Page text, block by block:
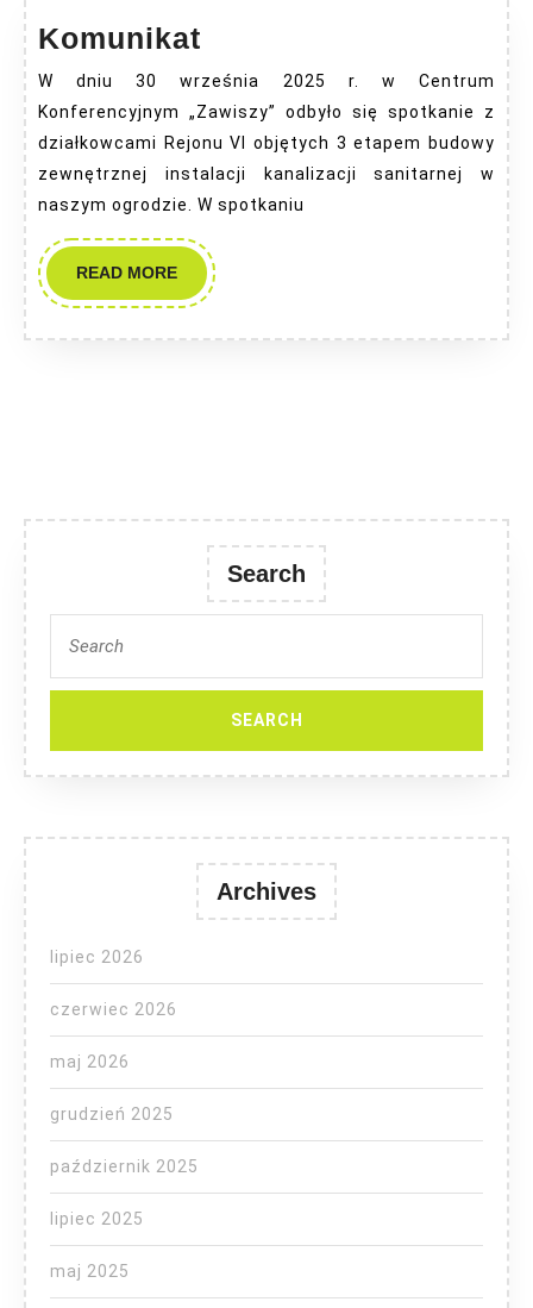
Komunikat
W dniu 30 września 2025 r. w Centrum
Konferencyjnym „Zawiszy” odbyło się spotkanie z
działkowcami Rejonu VI objętych 3 etapem budowy
zewnętrznej instalacji kanalizacji sanitarnej w
naszym ogrodzie. W spotkaniu
READ MOREREAD
MORE
Search
for:
Archives
lipiec 2026
czerwiec 2026
maj 2026
grudzień 2025
październik 2025
lipiec 2025
maj 2025